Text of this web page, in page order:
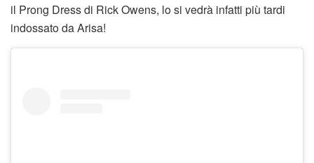
il Prong Dress di Rick Owens, lo si vedrà infatti più tardi
indossato da Arisa!